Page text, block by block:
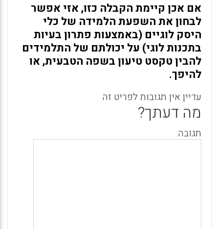
אם אכן קיימת הקבלה כזו, אזי אפשר
לבחון את השפעת הלמידה של כלי
היסק לוגיים (באמצעות פתרון בעיות
בתכנות לוגי) על יכולתם של התלמידים
להבין טקסט טיעון בשפה הטבעית, או
להיפך.
עדיין אין תגובות לפריט זה
מה דעתך?
תגובה